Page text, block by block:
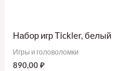
Набор игр Tickler, белый
Игры и головоломки
890,00₽